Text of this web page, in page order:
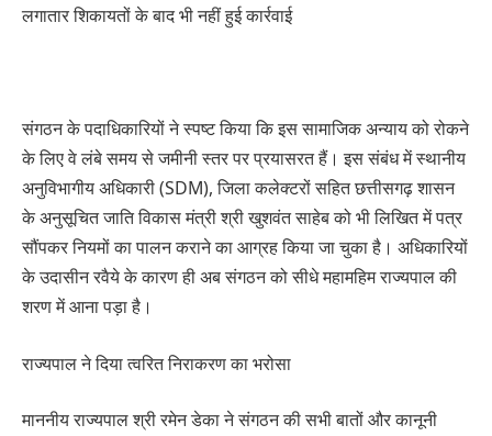
लगातार शिकायतों के बाद भी नहीं हुई कार्रवाई
संगठन के पदाधिकारियों ने स्पष्ट किया कि इस सामाजिक अन्याय को रोकने
के लिए वे लंबे समय से जमीनी स्तर पर प्रयासरत हैं। इस संबंध में स्थानीय
अनुविभागीय अधिकारी (SDM), जिला कलेक्टरों सहित छत्तीसगढ़ शासन
के अनुसूचित जाति विकास मंत्री श्री खुशवंत साहेब को भी लिखित में पत्र
सौंपकर नियमों का पालन कराने का आग्रह किया जा चुका है। अधिकारियों
के उदासीन रवैये के कारण ही अब संगठन को सीधे महामहिम राज्यपाल की
शरण में आना पड़ा है।
राज्यपाल ने दिया त्वरित निराकरण का भरोसा
माननीय राज्यपाल श्री रमेन डेका ने संगठन की सभी बातों और कानूनी